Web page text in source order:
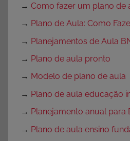
→ Como fazer um plano de
→ Plano de Aula: Como
→ Planejamentos de Aula
→ Plano de aula pronto
→ Modelo de plano de aula
→ Plano de aula educação
→ Planejamento anual para
→ Plano de aula ensino